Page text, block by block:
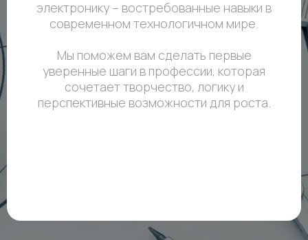
электронику – востребованные навыки в
современном технологичном мире.
Мы поможем вам сделать первые
уверенные шаги в профессии, которая
сочетает творчество, логику и
перспективные возможности для роста.